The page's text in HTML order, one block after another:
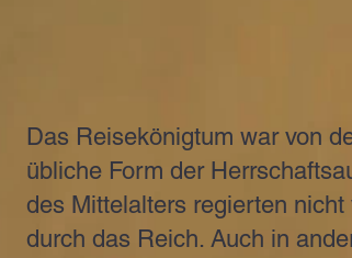
Das Reisekönigtum war von
übliche Form der
des Mittelalters regierten
durch das Reich. Auch in